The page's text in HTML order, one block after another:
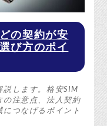
の契約が安
び方のポイ
します。格安SIM
の注意点、法人契約
つなげるポイント